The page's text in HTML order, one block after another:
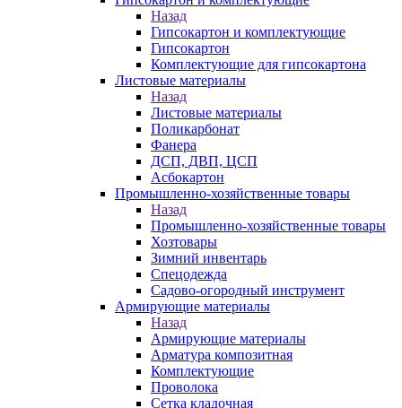
Назад
Гипсокартон и комплектующие
Гипсокартон
Комплектующие для гипсокартона
Листовые материалы
Назад
Листовые материалы
Поликарбонат
Фанера
ДСП, ДВП, ЦСП
Асбокартон
Промышленно-хозяйственные товары
Назад
Промышленно-хозяйственные товары
Хозтовары
Зимний инвентарь
Спецодежда
Садово-огородный инструмент
Армирующие материалы
Назад
Армирующие материалы
Арматура композитная
Комплектующие
Проволока
Сетка кладочная